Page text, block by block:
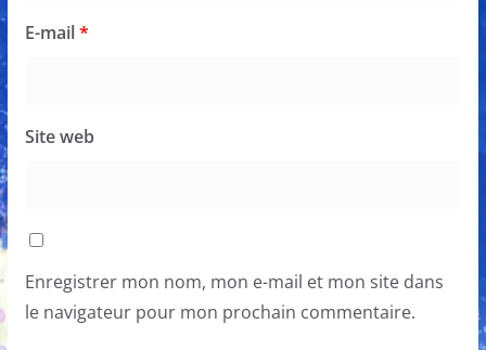
E-mail*
Site web
Enregistrer mon nom, mon e-mail et mon site dans
le navigateur pour mon prochain commentaire.